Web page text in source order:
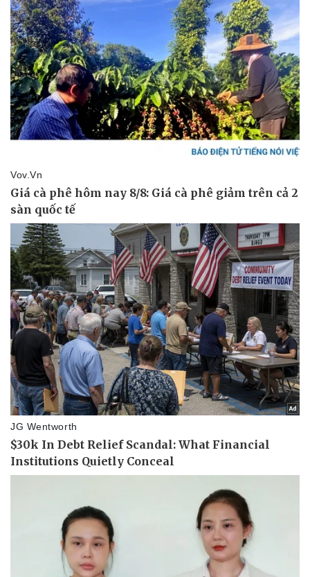
Lịch thi đấu bóng đá
Thế giới thể thao
Ô tô - Xe máy